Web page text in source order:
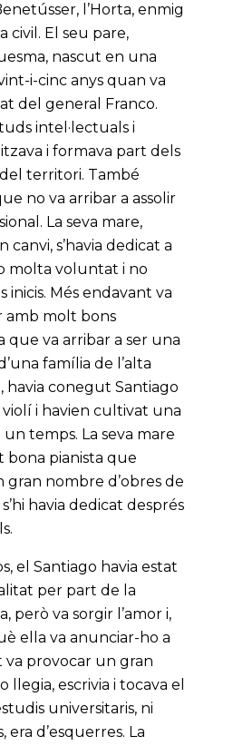
l’Horta, enmig
civil. El seu pare,
nascut en una
i-cinc anys quan va
del general Franco.
intel·lectuals i
i formava part dels
territori. També
no va arribar a assolir
La seva mare,
canvi, s’havia dedicat a
molta voluntat i no
inicis. Més endavant va
amb molt bons
que va arribar a ser una
família de l’alta
havia conegut Santiago
violí i havien cultivat una
temps. La seva mare
bona pianista que
gran nombre d’obres de
havia dedicat després
el Santiago havia estat
per part de la
però va sorgir l’amor i,
ella va anunciar-ho a
va provocar un gran
llegia, escrivia i tocava el
universitaris, ni
era d’esquerres. La